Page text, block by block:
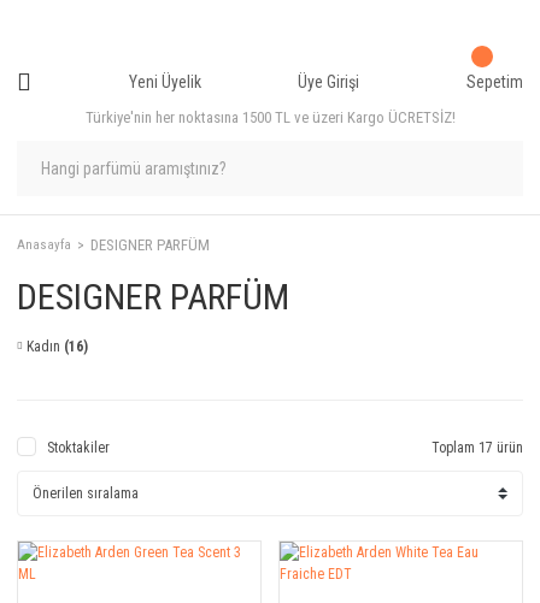
Türkiye'nin her noktasına 1500 TL ve üzeri Kargo ÜCRETSİZ!
Yeni Üyelik Üye Girişi Sepetim
Anasayfa DESIGNER PARFÜM
DESIGNER PARFÜM
Kadın (16)
Stoktakiler Toplam 17 ürün